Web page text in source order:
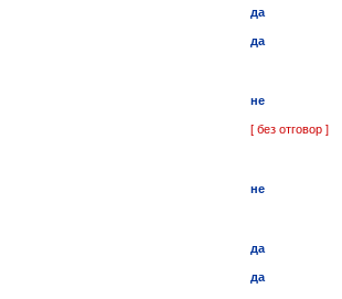
да
да
не
[ без отговор ]
не
да
да